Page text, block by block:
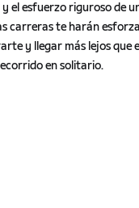
el esfuerzo riguroso de
carreras te harán
y llegar más lejos que
en solitario.